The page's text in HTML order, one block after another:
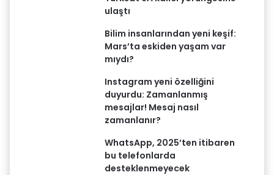
ulaştı
Bilim insanlarından yeni keşif:
Mars’ta eskiden yaşam var
mıydı?
Instagram yeni özelliğini
duyurdu: Zamanlanmış
mesajlar! Mesaj nasıl
zamanlanır?
WhatsApp, 2025’ten itibaren
bu telefonlarda
desteklenmeyecek